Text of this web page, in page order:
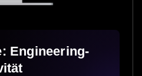
Engineering-